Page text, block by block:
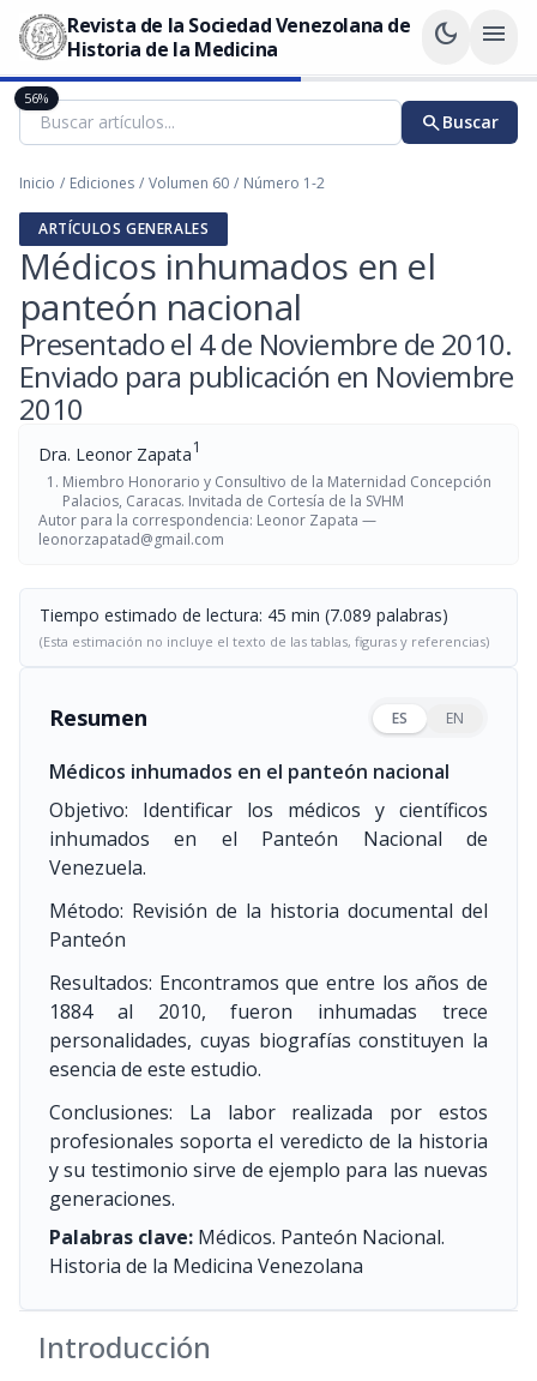
Revista de la Sociedad Venezolana de
Historia de la Medicina
dark_mode menu
searchBuscar
Inicio / Ediciones / Volumen 60 / Número 1-2
ARTÍCULOS GENERALES
Médicos inhumados en el
panteón nacional
Presentado el 4 de Noviembre de 2010.
Enviado para publicación en Noviembre
2010
Dra. Leonor Zapata1
Miembro Honorario y Consultivo de la Maternidad Concepción
Palacios, Caracas. Invitada de Cortesía de la SVHM
Autor para la correspondencia: Leonor Zapata —
leonorzapatad@gmail.com
Tiempo estimado de lectura: 45 min (7.089 palabras)
(Esta estimación no incluye el texto de las tablas, figuras y referencias)
Resumen ES EN
Médicos inhumados en el panteón nacional
Objetivo: Identificar los médicos y científicos
inhumados en el Panteón Nacional de
Venezuela.
Método: Revisión de la historia documental del
Panteón
Resultados: Encontramos que entre los años de
1884 al 2010, fueron inhumadas trece
personalidades, cuyas biografías constituyen la
esencia de este estudio.
Conclusiones: La labor realizada por estos
profesionales soporta el veredicto de la historia
y su testimonio sirve de ejemplo para las nuevas
generaciones.
Palabras clave: Médicos. Panteón Nacional.
Historia de la Medicina Venezolana
Introducción
56%